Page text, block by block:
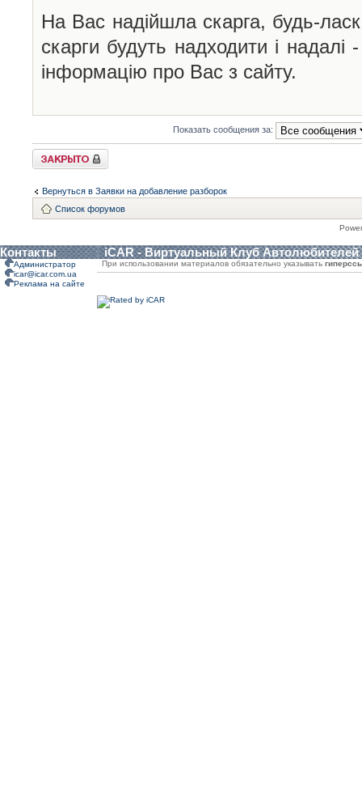
На Вас надійшла скарга, будь-
скарги будуть надходити і
інформацію про Вас з сайту.
Показать сообщения за:
Закрыто
Вернуться в Заявки на добавление разборок
Список форумов
Контакты iCAR - Виртуальный Клуб Автолюбителей
Администратор
icar@icar.com.ua
Реклама на сайте
При использовании материалов обязательно указывать